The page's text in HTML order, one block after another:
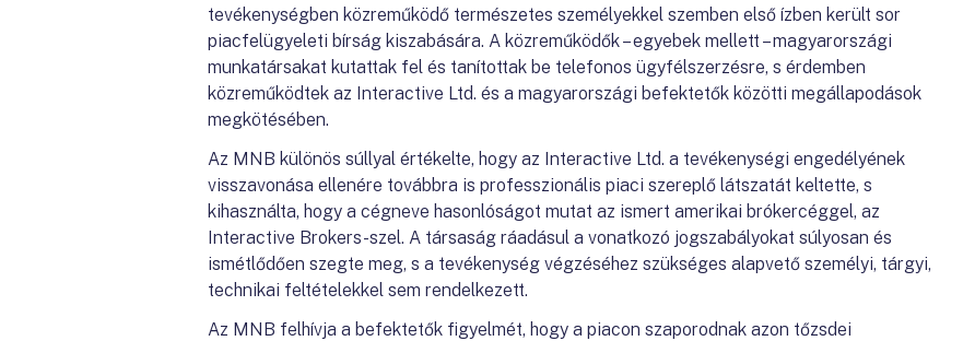
tevékenységben közreműködő természetes személyekkel szemben első ízben került sor
piacfelügyeleti bírság kiszabására. A közreműködők – egyebek mellett – magyarországi
munkatársakat kutattak fel és tanítottak be telefonos ügyfélszerzésre, s érdemben
közreműködtek az Interactive Ltd. és a magyarországi befektetők közötti megállapodások
megkötésében.
Az MNB különös súllyal értékelte, hogy az Interactive Ltd. a tevékenységi engedélyének
visszavonása ellenére továbbra is professzionális piaci szereplő látszatát keltette, s
kihasználta, hogy a cégneve hasonlóságot mutat az ismert amerikai brókercéggel, az
Interactive Brokers-szel. A társaság ráadásul a vonatkozó jogszabályokat súlyosan és
ismétlődően szegte meg, s a tevékenység végzéséhez szükséges alapvető személyi, tárgyi,
technikai feltételekkel sem rendelkezett.
Az MNB felhívja a befektetők figyelmét, hogy a piacon szaporodnak azon tőzsdei